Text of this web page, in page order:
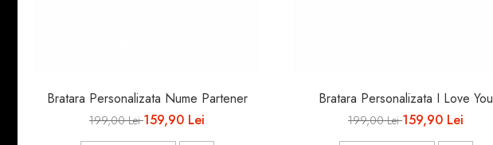
Bratara Personalizata Nume Partener
199,00 Lei159,90 Lei
Bratara Personalizata I Love You
199,00 Lei159,90 Lei